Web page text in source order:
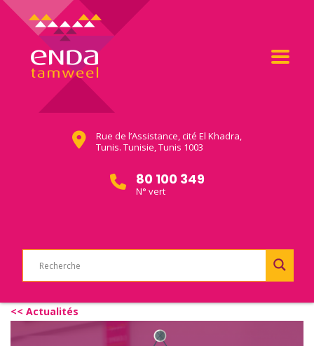
Rue de l’Assistance, cité El Khadra,
Tunis. Tunisie, Tunis 1003
80 100 349
N° vert
<< Actualités